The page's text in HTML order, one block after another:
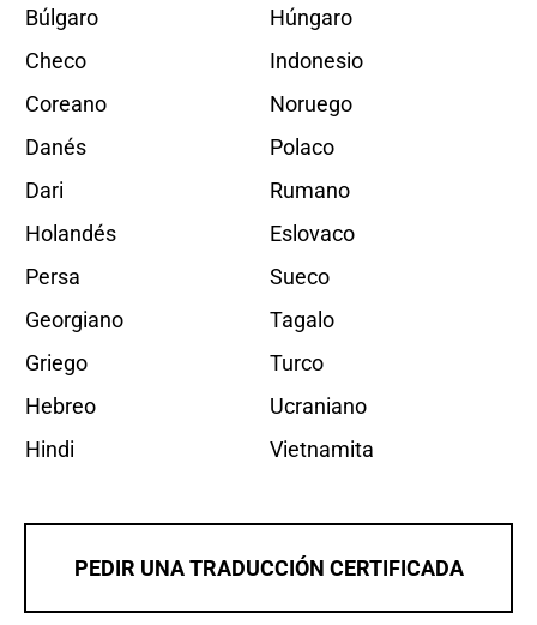
Búlgaro
Checo
Coreano
Danés
Dari
Holandés
Persa
Georgiano
Griego
Hebreo
Hindi
Húngaro
Indonesio
Noruego
Polaco
Rumano
Eslovaco
Sueco
Tagalo
Turco
Ucraniano
Vietnamita
PEDIR UNA TRADUCCIÓN CERTIFICADA